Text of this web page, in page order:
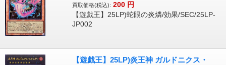
買取価格(税込): 200 円
【遊戯王】25LP)蛇眼の炎燐/効果/SEC/25LP-
JP002
【遊戯王】25LP)炎王神 ガルドニクス・